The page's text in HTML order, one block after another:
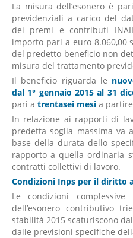
La misura dell’esonero è
previdenziali a carico del
dei premi e contributi
importo pari a euro 8.060,00
del predetto beneficio non
misura del trattamento
Il beneficio riguarda le
dal 1° gennaio 2015 al 31
pari a trentasei mesi a
In relazione ai rapporti di
predetta soglia massima va
base della durata dello
rapporto a quella ordinaria
contratti collettivi di lavoro.
Condizioni Inps per il diritto
Le condizioni
dell’esonero contributivo
stabilità 2015 scaturiscono
dalle previsioni specifiche